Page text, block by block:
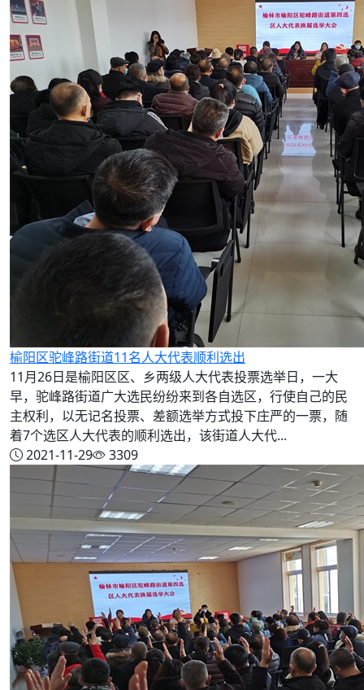
榆阳区驼峰路街道11名人大代表顺利选出
11月26日是榆阳区区、乡两级人大代表投票选举日，一大
早，驼峰路街道广大选民纷纷来到各自选区，行使自己的民
主权利，以无记名投票、差额选举方式投下庄严的一票，随
着7个选区人大代表的顺利选出，该街道人大代...
2021-11-29
3309